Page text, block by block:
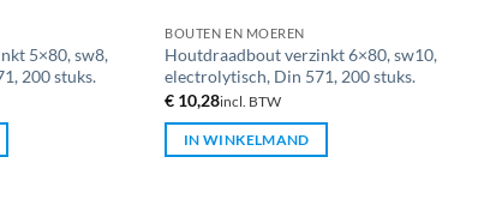
5×80, sw8,
200 stuks.
BOUTEN EN MOEREN
Houtdraadbout verzinkt 6×80, sw10,
electrolytisch, Din 571, 200 stuks.
€ 10,28incl. BTW
IN WINKELMAND